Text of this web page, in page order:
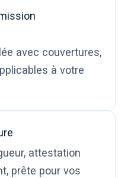
avec couvertures,
à votre
attestation
prête pour vos